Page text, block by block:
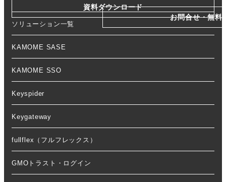
資料ダウンロード
お問合せ・無料
ソリューション一覧
KAMOME SASE
KAMOME SSO
Keyspider
Keygateway
fullflex（フルフレックス）
GMOトラスト・ログイン